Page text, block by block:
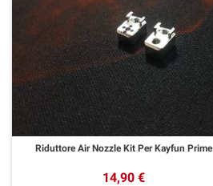
Riduttore Air Nozzle Kit Per Kayfun Prime
14,90 €